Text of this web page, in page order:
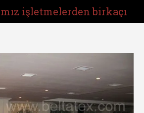
işletmelerden birkaçı